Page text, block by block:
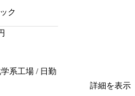
ク
系工場 / 日勤
詳細を表示